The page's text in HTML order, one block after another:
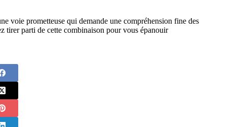
voie prometteuse qui demande une compréhension fine des
tirer parti de cette combinaison pour vous épanouir